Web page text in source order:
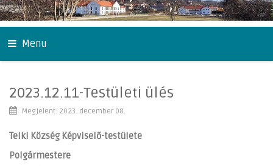
Menu
2023.12.11-Testületi ülés
Megjelent: 2023. december 08.
Telki Község Képviselő-testülete
Polgármestere